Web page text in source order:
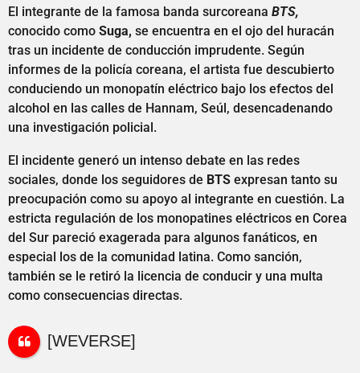
El integrante de la famosa banda surcoreana BTS,
conocido como Suga, se encuentra en el ojo del huracán
tras un incidente de conducción imprudente. Según
informes de la policía coreana, el artista fue descubierto
conduciendo un monopatín eléctrico bajo los efectos del
alcohol en las calles de Hannam, Seúl, desencadenando
una investigación policial.
El incidente generó un intenso debate en las redes
sociales, donde los seguidores de BTS expresan tanto su
preocupación como su apoyo al integrante en cuestión. La
estricta regulación de los monopatines eléctricos en Corea
del Sur pareció exagerada para algunos fanáticos, en
especial los de la comunidad latina. Como sanción,
también se le retiró la licencia de conducir y una multa
como consecuencias directas.
[WEVERSE]